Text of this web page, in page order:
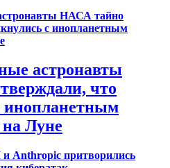
астронавты
что
инопланетным
Луне